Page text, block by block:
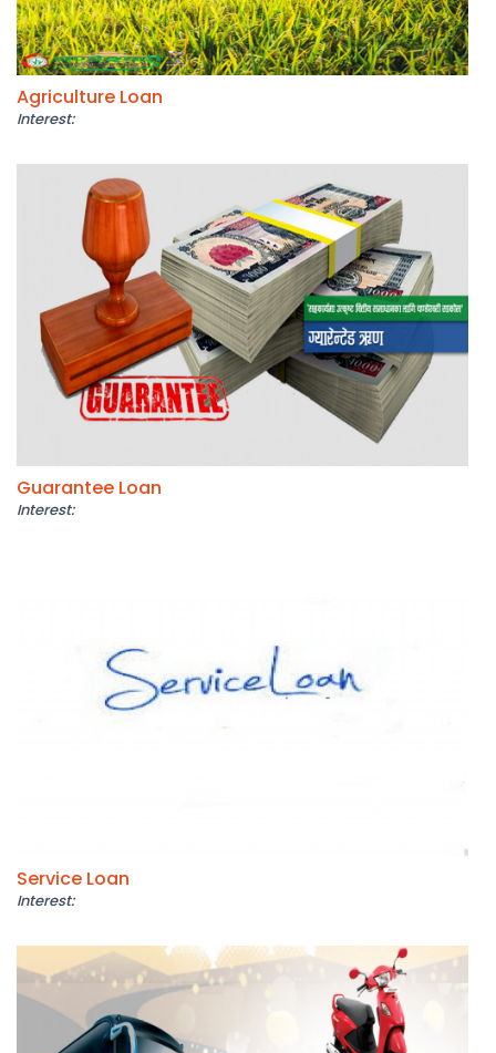
Agriculture Loan
Interest:
Guarantee Loan
Interest:
Service Loan
Interest: